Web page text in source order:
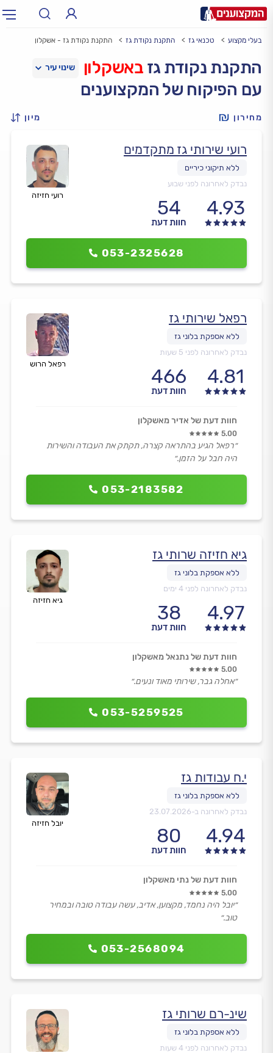
עירעיר: תל אביב, חיפה…
בעלי מקצוע טכנאי גז התקנת נקודת גז התקנת נקודת גז - אשקלון
התקנת נקודת גז באשקלון
עם הפיקוח של המקצוענים
מחירון מיון
רועי חזיזה
רועי שירותי גז מתקדמים
נבדק לאחרונה לפני שבוע
4.93
54
חוות דעת
053-2325628
רפאל הרוש
רפאל שירותי גז
נבדק לאחרונה לפני 5 שעות
4.81
466
חוות דעת
053-2183582
חוות דעת של אדיר מאשקלון
5.00
״רפאל הגיע בהתראה קצרה, תקתק את העבודה והשירות
היה חבל על הזמן.״
גיא חזיזה
גיא חזיזה שרותי גז
נבדק לאחרונה לפני 4 ימים
4.97
38
חוות דעת
053-5259525
חוות דעת של נתנאל מאשקלון
5.00
״אחלה גבר, שירותי מאוד ונעים.״
יובל חזיזה
י.ח עבודות גז
נבדק לאחרונה ב-23.07.2026
4.94
80
חוות דעת
053-2568094
חוות דעת של נתי מאשקלון
5.00
״יובל היה נחמד, מקצוען, אדיב, עשה עבודה טובה ובמחיר
טוב.״
שינ-רם שרותי גז
נבדק לאחרונה לפני 4 שעות